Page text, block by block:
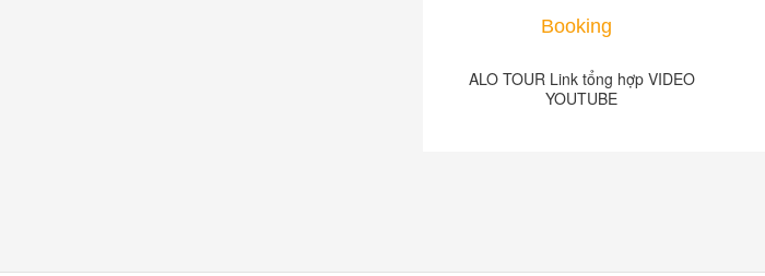
Booking
ALO TOUR Link tổng hợp VIDEO
YOUTUBE